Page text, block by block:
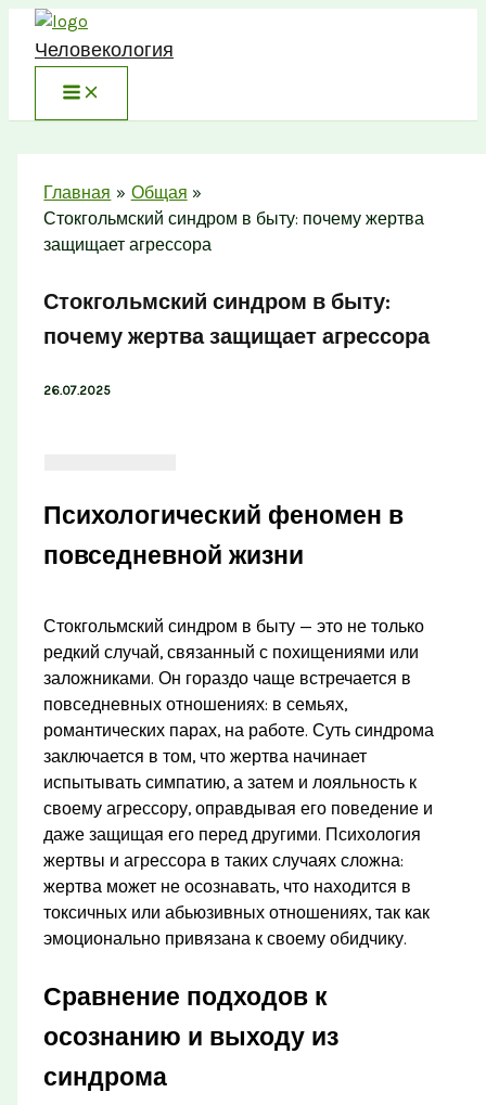
Перейти
содержимому
Человекология
Главная
Общая
Стокгольмский синдром в быту: почему жертва
защищает агрессора
Стокгольмский синдром в быту:
почему жертва защищает агрессора
26.07.2025
Психологический феномен в
повседневной жизни
Стокгольмский синдром в быту — это не только
редкий случай, связанный с похищениями или
заложниками. Он гораздо чаще встречается в
повседневных отношениях: в семьях,
романтических парах, на работе. Суть синдрома
заключается в том, что жертва начинает
испытывать симпатию, а затем и лояльность к
своему агрессору, оправдывая его поведение и
даже защищая его перед другими. Психология
жертвы и агрессора в таких случаях сложна:
жертва может не осознавать, что находится в
токсичных или абьюзивных отношениях, так как
эмоционально привязана к своему обидчику.
Сравнение подходов к
осознанию и выходу из
синдрома